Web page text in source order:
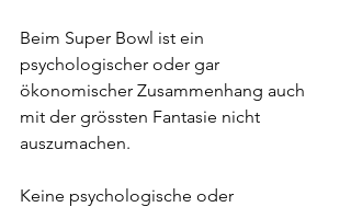
Beim Super Bowl ist ein
psychologischer oder gar
ökonomischer Zusammenhang auch
mit der grössten Fantasie nicht
auszumachen.
Keine psychologische oder